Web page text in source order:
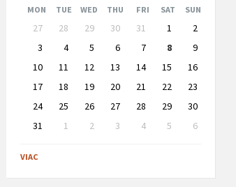
Month
Month
MON TUE WED THU FRI SAT SUN
Skip
calendar
days
27 28 29 30 31 1
2
3
4 5 6 7 8
9
10
11 12 13 14 15
16
17
18 19 20 21 22
23
24
25 26 27 28 29
30
31
1 2 3 4 5
6
to
calendar
VIAC